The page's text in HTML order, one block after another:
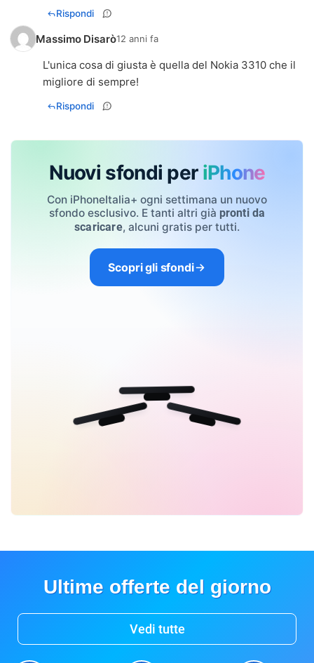
Rispondi
Massimo Disarò12 anni fa
L'unica cosa di giusta è quella del Nokia 3310 che il
migliore di sempre!
Rispondi
Nuovi sfondi per iPhone
Con iPhoneItalia+ ogni settimana un nuovo
sfondo esclusivo. E tanti altri già pronti da
scaricare, alcuni gratis per tutti.
Scopri gli sfondi
Ultime offerte del giorno
Vedi tutte